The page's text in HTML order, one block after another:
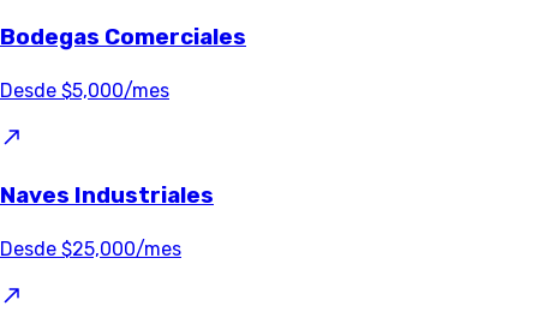
Bodegas Comerciales
Desde $5,000/mes
Naves Industriales
Desde $25,000/mes